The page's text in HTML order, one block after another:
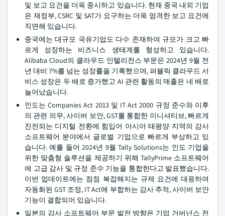
및 보고 요건을 더욱 중시하고 있습니다. 현재 중국 내외 기업
은 재정부, CSRC 및 SAT가 요구하는 더욱 엄격한 보고 요건에
직면해 있습니다.
중국에는 대규모 국유기업도 다수 존재하여 규모가 크고 빠
르게 성장하는 비즈니스 생태계를 형성하고 있습니다.
Alibaba Cloud의 클라우드 인텔리전스 부문은 2024년 9월 전
년 대비 7%를 넘는 성장률을 기록했으며, 퍼블릭 클라우드 서
비스 성장은 두 배로 증가했고 AI 관련 활동의 매출은 네 배로
늘어났습니다.
인도는 Companies Act 2013 및 IT Act 2000 규정 준수와 이후
의 관련 의무, 사이버 보안, GST를 통합한 이니셔티브, 빠르게
진전되는 디지털 전환에 힘입어 아시아 태평양 지역의 감사
소프트웨어 분야에서 글로벌 기업으로 빠르게 부상하고 있
습니다. 예를 들어 2024년 9월 Tally Solutions는 인도 기업을
위한 맞춤형 솔루션을 제공하기 위해 TallyPrime 소프트웨어
에 고급 감사 및 규정 준수 기능을 통합한다고 발표했습니다.
이번 업데이트에는 점점 복잡해지는 규제 요건에 대응하여
자동화된 GST 조정, IT Act에 부합하는 감사 추적, 사이버 보안
기능이 결합되어 있습니다.
일본의 감사 소프트웨어 부문 발전 방향은 기업 거버넌스 전